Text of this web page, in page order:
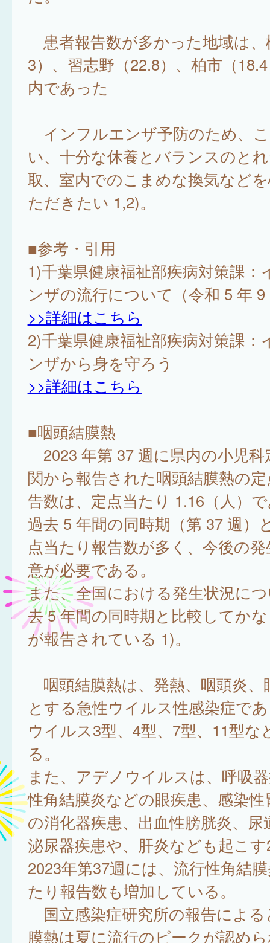
患者報告数が多かった地域は、
3）、習志野（22.8）、柏市（
内であった
インフルエンザ予防のため、
い、十分な休養とバランスのと
取、室内でのこまめな換気など
ただきたい 1,2)。
■参考・引用
1)千葉県健康福祉部疾病対策課：
ンザの流行について（令和 5 年 9
>>詳細はこちら
2)千葉県健康福祉部疾病対策課：
ンザから身を守ろう
>>詳細はこちら
■咽頭結膜熱
2023 年第 37 週に県内の小児科
関から報告された咽頭結膜熱の
告数は、定点当たり 1.16（人）
過去 5 年間の同時期（第 37 週）
点当たり報告数が多く、今後の
意が必要である。
また、全国における発生状況に
去 5 年間の同時期と比較してか
が報告されている 1)。
咽頭結膜熱は、発熱、咽頭炎、
とする急性ウイルス性感染症で
ウイルス3型、4型、7型、11型な
る。
また、アデノウイルスは、呼吸
性角結膜炎などの眼疾患、感染
の消化器疾患、出血性膀胱炎、
泌尿器疾患や、肝炎なども起こ
2023年第37週には、流行性角結
たり報告数も増加している。
国立感染症研究所の報告による
膜熱は夏に流行のピークが認め